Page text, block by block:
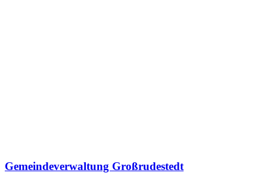
Gemeindeverwaltung Großrudestedt